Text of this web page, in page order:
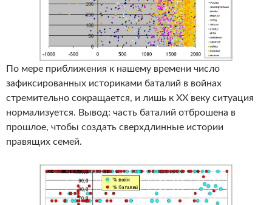
По мере приближения к нашему времени число
зафиксированных историками баталий в войнах
стремительно сокращается, и лишь к XX веку ситуация
нормализуется. Вывод: часть баталий отброшена в
прошлое, чтобы создать сверхдлинные истории
правящих семей.